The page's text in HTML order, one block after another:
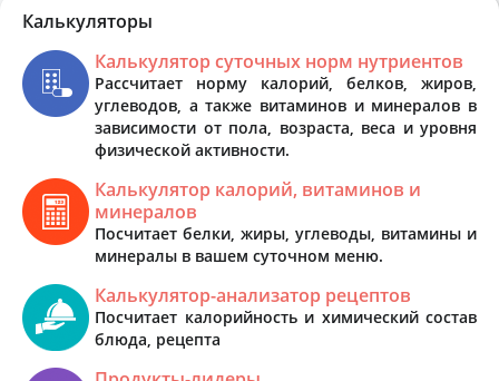
Калькуляторы
Калькулятор суточных норм нутриентов
Рассчитает норму калорий, белков, жиров,
углеводов, а также витаминов и минералов в
зависимости от пола, возраста, веса и уровня
физической активности.
Калькулятор калорий, витаминов и
минералов
Посчитает белки, жиры, углеводы, витамины и
минералы в вашем суточном меню.
Калькулятор-анализатор рецептов
Посчитает калорийность и химический состав
блюда, рецепта